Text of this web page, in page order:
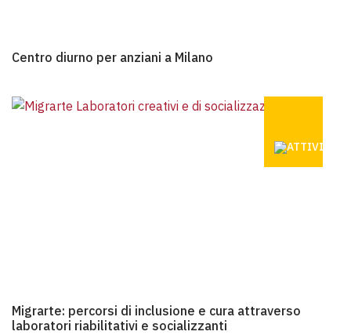
Centro diurno per anziani a Milano
Migrarte: percorsi di inclusione e cura attraverso
laboratori riabilitativi e socializzanti